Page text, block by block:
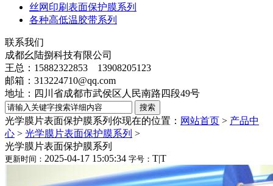
丝网印刷表面保护膜系列
各种高低温胶带系列
联系我们
成都幺陆捌科技有限公司
王总：15882322853 13908205123
邮箱：313224710@qq.com
地址：四川省成都市武侯区人民南路四段49号
光学膜片表面保护膜系列 你现在的位置： 网站首页 > 产品中
心 > 光学膜片表面保护膜系列 >
光学膜片表面保护膜系列
更新时间： 2025-04-17 15:05:34 字号： T|T